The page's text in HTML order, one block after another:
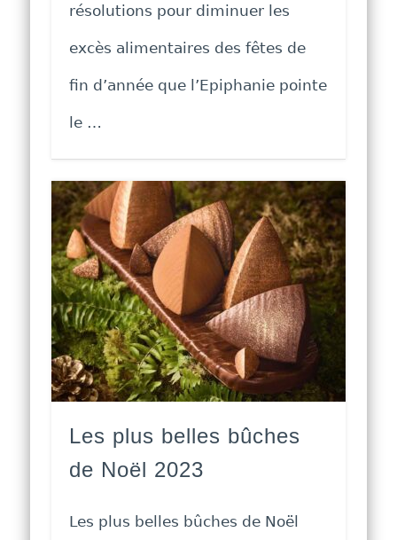
résolutions pour diminuer les
excès alimentaires des fêtes de
fin d’année que l’Epiphanie pointe
le …
Les plus belles bûches
de Noël 2023
Les plus belles bûches de Noël